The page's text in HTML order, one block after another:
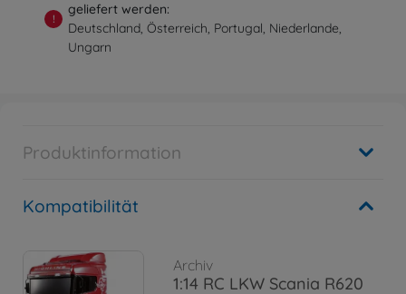
!
geliefert werden:
Deutschland, Österreich, Portugal, Niederlande,
Ungarn
Produktinformation
Kompatibilität
Archiv
1:14 RC LKW Scania R620